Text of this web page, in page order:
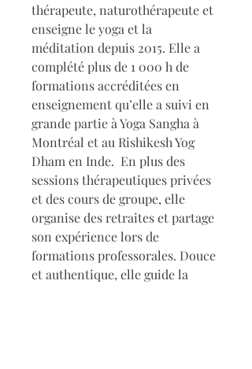
thérapeute, naturothérapeute et
enseigne le yoga et la
méditation depuis 2015. Elle a
complété plus de 1 000 h de
formations accréditées en
enseignement qu’elle a suivi en
grande partie à Yoga Sangha à
Montréal et au Rishikesh Yog
Dham en Inde. En plus des
sessions thérapeutiques privées
et des cours de groupe, elle
organise des retraites et partage
son expérience lors de
formations professorales. Douce
et authentique, elle guide la